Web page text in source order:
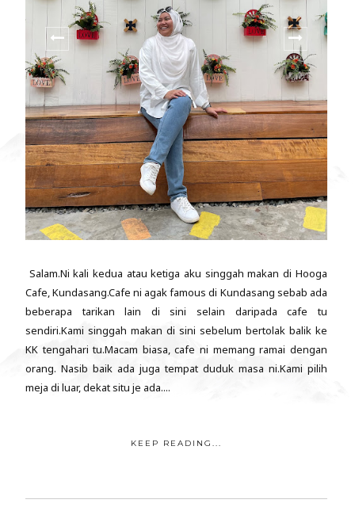
Salam.Ni kali kedua atau ketiga aku singgah makan di Hooga
Cafe, Kundasang.Cafe ni agak famous di Kundasang sebab ada
beberapa tarikan lain di sini selain daripada cafe tu
sendiri.Kami singgah makan di sini sebelum bertolak balik ke
KK tengahari tu.Macam biasa, cafe ni memang ramai dengan
orang. Nasib baik ada juga tempat duduk masa ni.Kami pilih
meja di luar, dekat situ je ada....
KEEP READING...